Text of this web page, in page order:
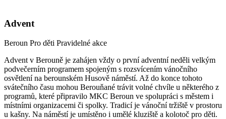
Advent
Beroun Pro děti Pravidelné akce
Advent v Berouně je zahájen vždy o první adventní neděli velkým
podvečerním programem spojeným s rozsvícením vánočního
osvětlení na berounském Husově náměstí. Až do konce tohoto
svátečního času mohou Berouňané trávit volné chvíle u některého z
programů, které připravilo MKC Beroun ve spolupráci s městem i
místními organizacemi či spolky. Tradicí je vánoční tržiště v prostoru
u kašny. Na náměstí je umístěno i umělé kluziště a kolotoč pro děti.